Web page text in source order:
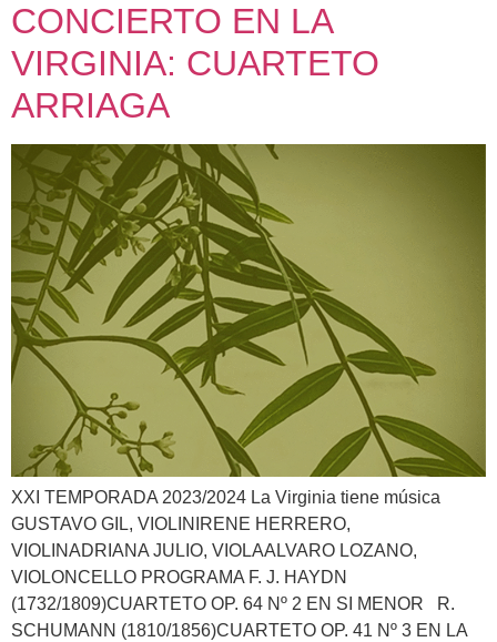
CONCIERTO EN LA
VIRGINIA: CUARTETO
ARRIAGA
XXI TEMPORADA 2023/2024 La Virginia tiene música
GUSTAVO GIL, VIOLINIRENE HERRERO,
VIOLINADRIANA JULIO, VIOLAALVARO LOZANO,
VIOLONCELLO PROGRAMA F. J. HAYDN
(1732/1809)CUARTETO OP. 64 Nº 2 EN SI MENOR R.
SCHUMANN (1810/1856)CUARTETO OP. 41 Nº 3 EN LA